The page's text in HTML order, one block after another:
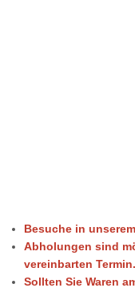
Besuche in
Abholungen sind
vereinbarten Termin.
Sollten Sie Waren